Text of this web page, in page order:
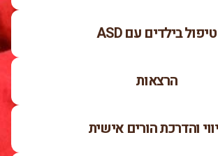
טיפול בילדים עם ASD
הרצאות
והדרכת הורים אישית